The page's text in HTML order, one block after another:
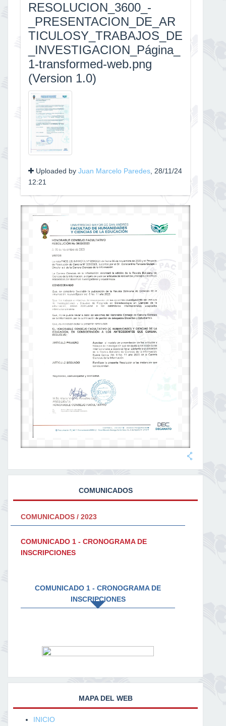
RESOLUCION_3600_-
_PRESENTACION_DE_AR
TICULOSY_TRABAJOS_DE
_INVESTIGACION_Página_
1-transformed-web.png
(Version 1.0)
Uploaded by Juan Marcelo Paredes, 28/11/24
12:21
COMUNICADOS
COMUNICADOS / 2023
COMUNICADO 1 - CRONOGRAMA DE
INSCRIPCIONES
COMUNICADO 1 - CRONOGRAMA DE
INSCRIPCIONES
MAPA DEL WEB
INICIO